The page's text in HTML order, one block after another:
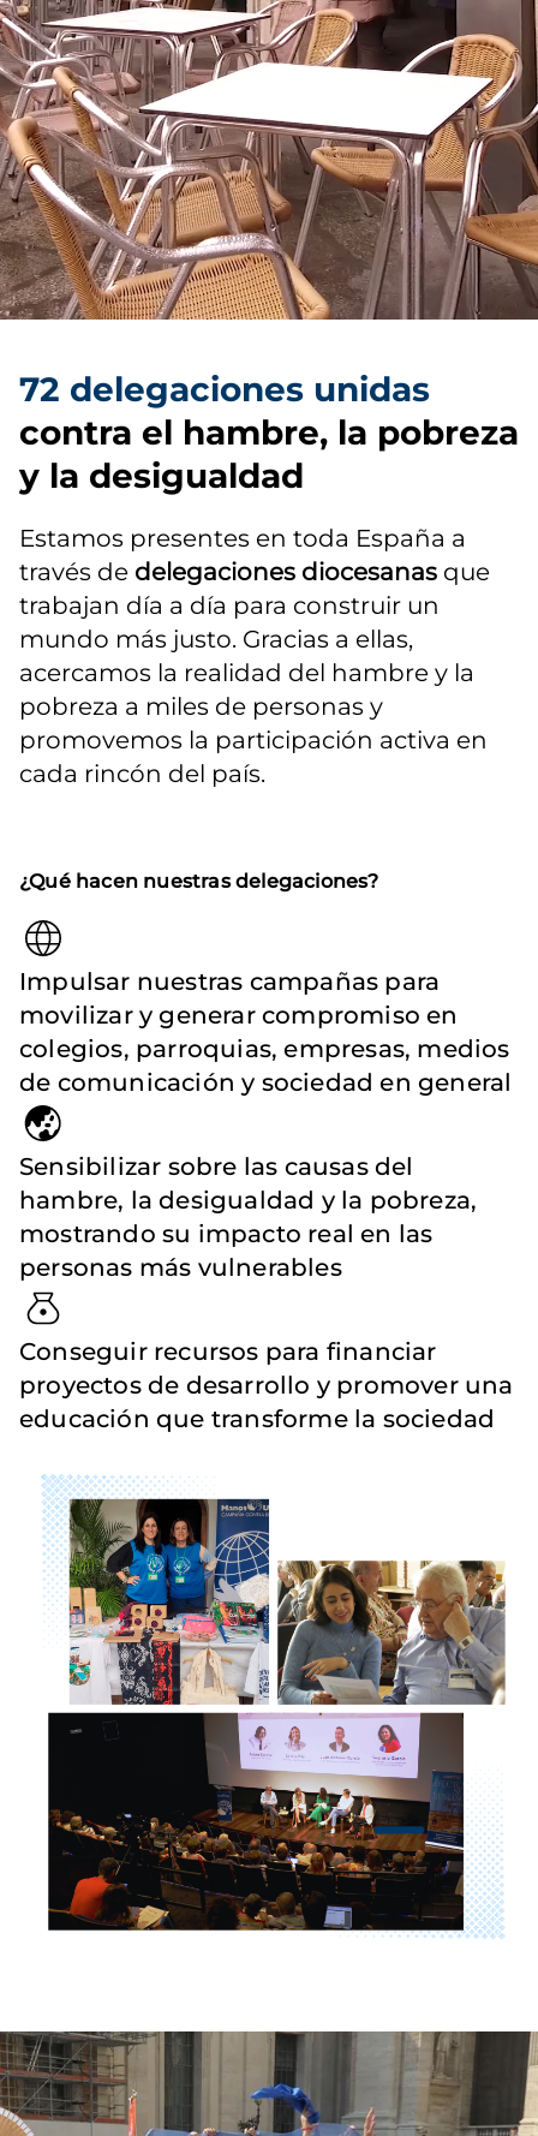
72 delegaciones unidas
contra el hambre, la pobreza
y la desigualdad
Estamos presentes en toda España a
través de delegaciones diocesanas que
trabajan día a día para construir un
mundo más justo. Gracias a ellas,
acercamos la realidad del hambre y la
pobreza a miles de personas y
promovemos la participación activa en
cada rincón del país.
¿Qué hacen nuestras delegaciones?
Impulsar nuestras campañas para
movilizar y generar compromiso en
colegios, parroquias, empresas, medios
de comunicación y sociedad en general
Sensibilizar sobre las causas del
hambre, la desigualdad y la pobreza,
mostrando su impacto real en las
personas más vulnerables
Conseguir recursos para financiar
proyectos de desarrollo y promover una
educación que transforme la sociedad
Imagen